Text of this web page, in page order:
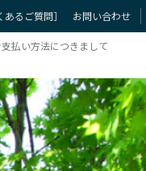
あるご質問］ お問い合わせ
払い方法につきまして